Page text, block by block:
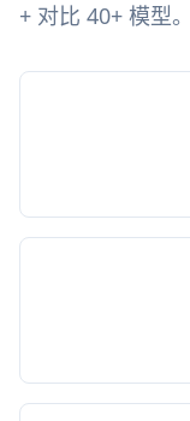
+ 对比 40+ 模型。